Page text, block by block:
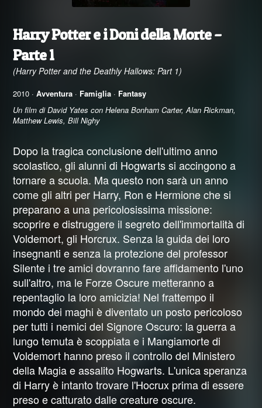
Harry Potter e i Doni della Morte –
Parte 1
(Harry Potter and the Deathly Hallows: Part 1)
2010 · Avventura · Famiglia · Fantasy
Un film di David Yates con Helena Bonham Carter, Alan Rickman,
Matthew Lewis, Bill Nighy
Dopo la tragica conclusione dell'ultimo anno
scolastico, gli alunni di Hogwarts si accingono a
tornare a scuola. Ma questo non sarà un anno
come gli altri per Harry, Ron e Hermione che si
preparano a una pericolosissima missione:
scoprire e distruggere il segreto dell'immortalità di
Voldemort, gli Horcrux. Senza la guida dei loro
insegnanti e senza la protezione del professor
Silente i tre amici dovranno fare affidamento l'uno
sull'altro, ma le Forze Oscure metteranno a
repentaglio la loro amicizia! Nel frattempo il
mondo dei maghi è diventato un posto pericoloso
per tutti i nemici del Signore Oscuro: la guerra a
lungo temuta è scoppiata e i Mangiamorte di
Voldemort hanno preso il controllo del Ministero
della Magia e assalito Hogwarts. L'unica speranza
di Harry è intanto trovare l'Hocrux prima di essere
preso e catturato dalle creature oscure.